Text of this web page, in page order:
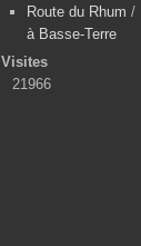
Route du Rhum /
à Basse-Terre
Visites
21966